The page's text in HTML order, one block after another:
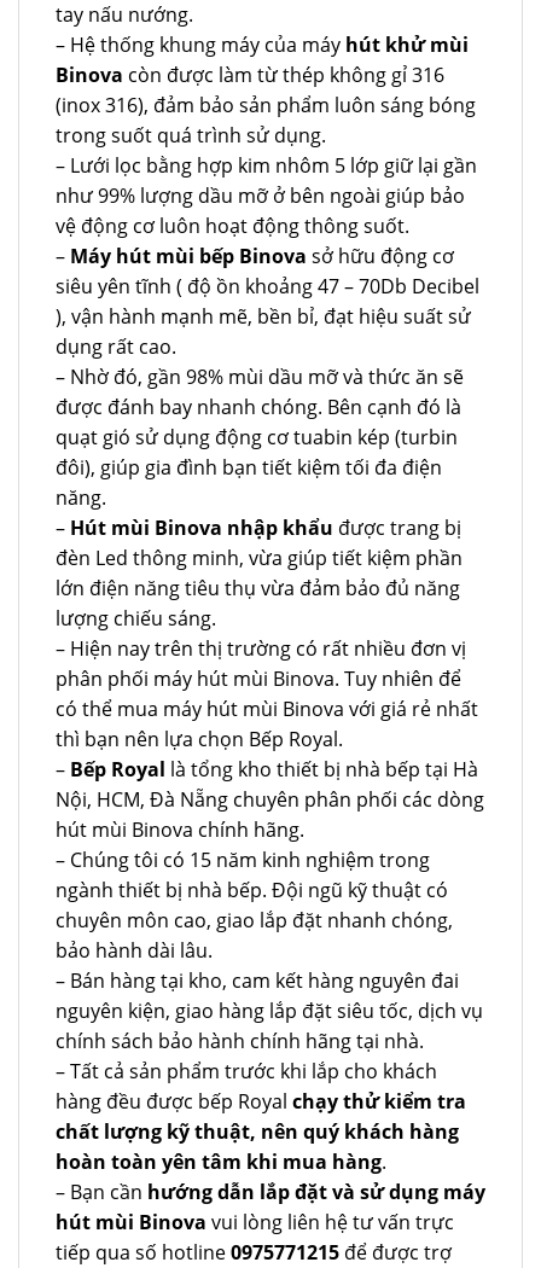
tay nấu nướng.
– Hệ thống khung máy của máy hút khử mùi
Binova còn được làm từ thép không gỉ 316
(inox 316), đảm bảo sản phẩm luôn sáng bóng
trong suốt quá trình sử dụng.
– Lưới lọc bằng hợp kim nhôm 5 lớp giữ lại gần
như 99% lượng dầu mỡ ở bên ngoài giúp bảo
vệ động cơ luôn hoạt động thông suốt.
– Máy hút mùi bếp Binova sở hữu động cơ
siêu yên tĩnh ( độ ồn khoảng 47 – 70Db Decibel
), vận hành mạnh mẽ, bền bỉ, đạt hiệu suất sử
dụng rất cao.
– Nhờ đó, gần 98% mùi dầu mỡ và thức ăn sẽ
được đánh bay nhanh chóng. Bên cạnh đó là
quạt gió sử dụng động cơ tuabin kép (turbin
đôi), giúp gia đình bạn tiết kiệm tối đa điện
năng.
– Hút mùi Binova nhập khẩu được trang bị
đèn Led thông minh, vừa giúp tiết kiệm phần
lớn điện năng tiêu thụ vừa đảm bảo đủ năng
lượng chiếu sáng.
– Hiện nay trên thị trường có rất nhiều đơn vị
phân phối máy hút mùi Binova. Tuy nhiên để
có thể mua máy hút mùi Binova với giá rẻ nhất
thì bạn nên lựa chọn Bếp Royal.
– Bếp Royal là tổng kho thiết bị nhà bếp tại Hà
Nội, HCM, Đà Nẵng chuyên phân phối các dòng
hút mùi Binova chính hãng.
– Chúng tôi có 15 năm kinh nghiệm trong
ngành thiết bị nhà bếp. Đội ngũ kỹ thuật có
chuyên môn cao, giao lắp đặt nhanh chóng,
bảo hành dài lâu.
– Bán hàng tại kho, cam kết hàng nguyên đai
nguyên kiện, giao hàng lắp đặt siêu tốc, dịch vụ
chính sách bảo hành chính hãng tại nhà.
– Tất cả sản phẩm trước khi lắp cho khách
hàng đều được bếp Royal chạy thử kiểm tra
chất lượng kỹ thuật, nên quý khách hàng
hoàn toàn yên tâm khi mua hàng.
– Bạn cần hướng dẫn lắp đặt và sử dụng máy
hút mùi Binova vui lòng liên hệ tư vấn trực
tiếp qua số hotline0975771215 để được trợ